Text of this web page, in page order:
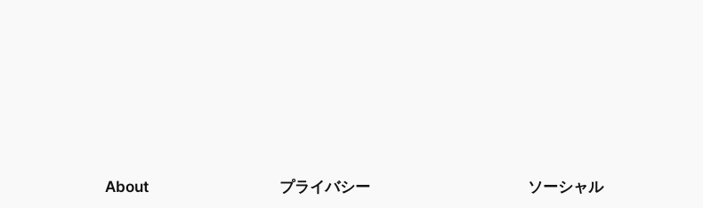
About プライバシー ソーシャル